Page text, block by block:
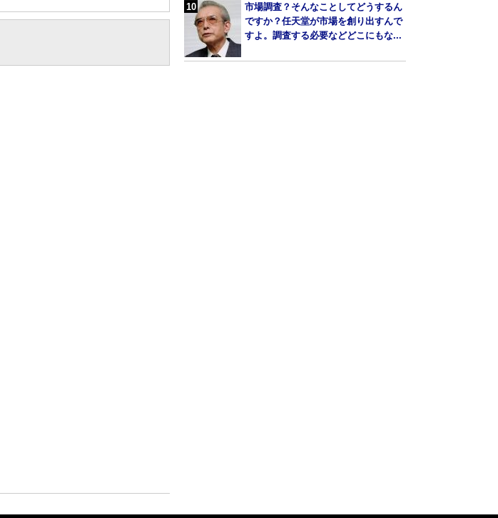
市場調査？そんなことしてどうするん
ですか？任天堂が市場を創り出すんで
すよ。調査する必要などどこにもな...